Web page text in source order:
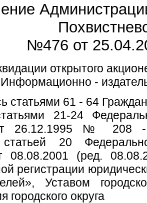
№476 от
открытого
-
статьями 61 - 64
21-24
26.12.1995 № 208
20
08.08.2001 (ред.
регистрации
Уставом
городского округа